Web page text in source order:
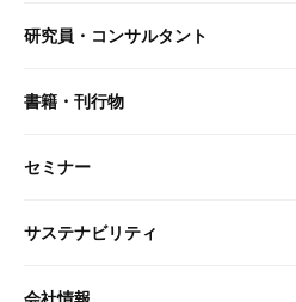
リサーチ
レポート・コラム トップ
最新のレポート・コラム
研究員・コンサルタント
研究員・コンサルタント トップ
研究員
書籍・刊行物
書籍・刊行物 トップ
書籍
セミナー
セミナー トップ
サステナビリティ
会社情報